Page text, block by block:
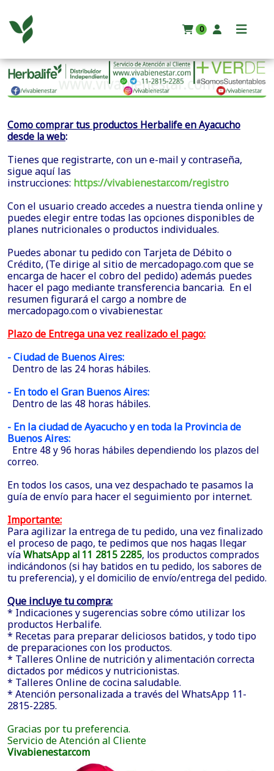
0
Como comprar tus productos Herbalife en Ayacucho
desde la web:
Tienes que registrarte, con un e-mail y contraseña,
sigue aquí las
instrucciones: https://vivabienestar.com/registro
Con el usuario creado accedes a nuestra tienda online y
puedes elegir entre todas las opciones disponibles de
planes nutricionales o productos individuales.
Puedes abonar tu pedido con Tarjeta de Débito o
Crédito, (Te dirige al sitio de mercadopago.com que se
encarga de hacer el cobro del pedido) además puedes
hacer el pago mediante transferencia bancaria. En el
resumen figurará el cargo a nombre de
mercadopago.com o vivabienestar.
Plazo de Entrega una vez realizado el pago:
- Ciudad de Buenos Aires:
Dentro de las 24 horas hábiles.
- En todo el Gran Buenos Aires:
Dentro de las 48 horas hábiles.
- En la ciudad de Ayacucho y en toda la Provincia de
Buenos Aires:
Entre 48 y 96 horas hábiles dependiendo los plazos del
correo.
En todos los casos, una vez despachado te pasamos la
guía de envío para hacer el seguimiento por internet.
Importante:
Para agilizar la entrega de tu pedido, una vez finalizado
el proceso de pago, te pedimos que nos hagas llegar
vía WhatsApp al 11 2815 2285, los productos comprados
indicándonos (si hay batidos en tu pedido, los sabores de
tu preferencia), y el domicilio de envío/entrega del pedido.
Que incluye tu compra:
* Indicaciones y sugerencias sobre cómo utilizar los
productos Herbalife.
* Recetas para preparar deliciosos batidos, y todo tipo
de preparaciones con los productos.
* Talleres Online de nutrición y alimentación correcta
dictados por médicos y nutricionistas.
* Talleres Online de cocina saludable.
* Atención personalizada a través del WhatsApp 11-
2815-2285.
Gracias por tu preferencia.
Servicio de Atención al Cliente
Vivabienestar.com